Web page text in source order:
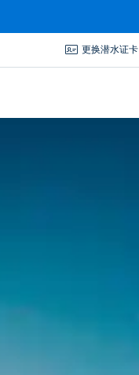
更换潜水证卡